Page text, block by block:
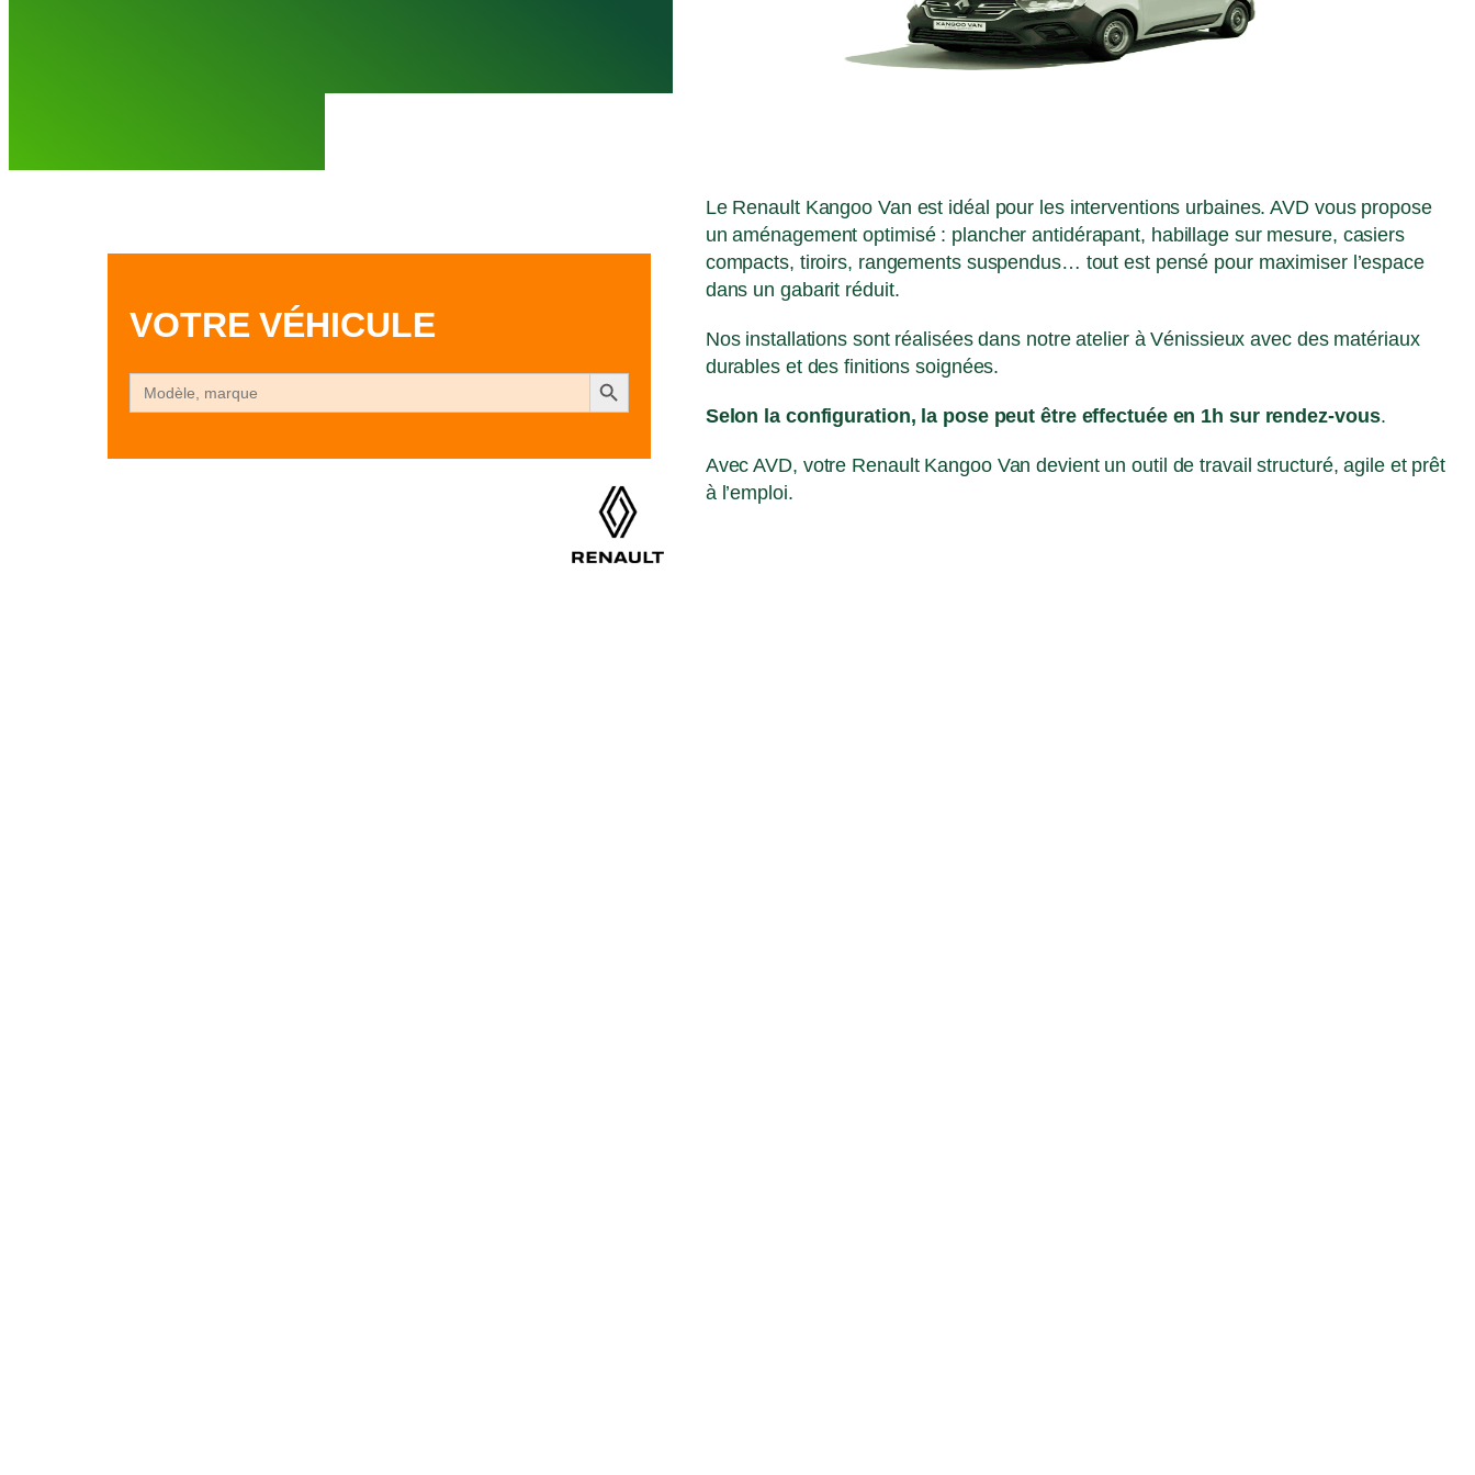
VOTRE VÉHICULE
Search
for:
Search Button
Le Renault Kangoo Van est idéal pour les interventions urbaines. AVD vous propose
un aménagement optimisé : plancher antidérapant, habillage sur mesure, casiers
compacts, tiroirs, rangements suspendus… tout est pensé pour maximiser l’espace
dans un gabarit réduit.
Nos installations sont réalisées dans notre atelier à Vénissieux avec des matériaux
durables et des finitions soignées.
Selon la configuration, la pose peut être effectuée en 1h sur rendez-vous.
Avec AVD, votre Renault Kangoo Van devient un outil de travail structuré, agile et prêt
à l’emploi.